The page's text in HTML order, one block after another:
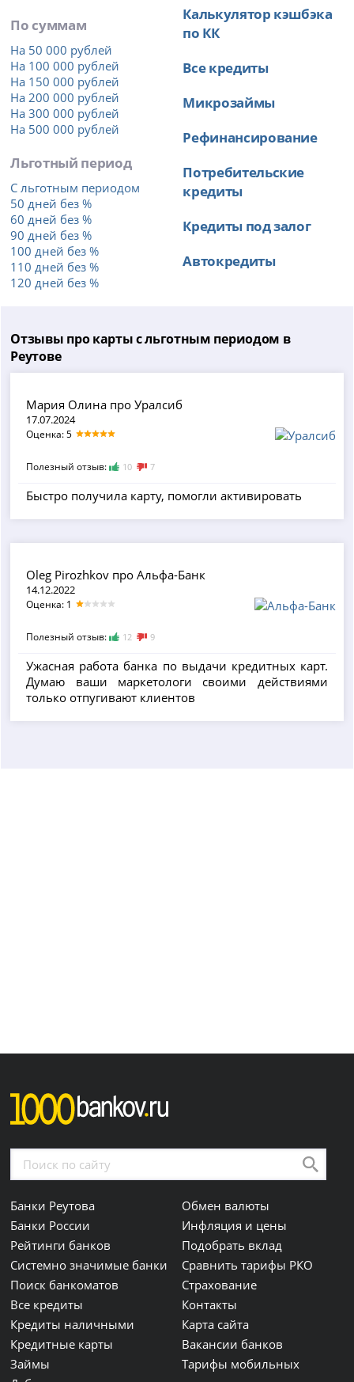
По суммам
На 50 000 рублей
На 100 000 рублей
На 150 000 рублей
На 200 000 рублей
На 300 000 рублей
На 500 000 рублей
Льготный период
С льготным периодом
50 дней без %
60 дней без %
90 дней без %
100 дней без %
110 дней без %
120 дней без %
Калькулятор кэшбэка
по КК
Все кредиты
Микрозаймы
Рефинансирование
Потребительские
кредиты
Кредиты под залог
Автокредиты
Отзывы про карты с льготным периодом в
Реутове
Мария Олина про Уралсиб
17.07.2024
Оценка: 5
Полезный отзыв: 10 7
Быстро получила карту, помогли активировать
Oleg Pirozhkov про Альфа-Банк
14.12.2022
Оценка: 1
Полезный отзыв: 12 9
Ужасная работа банка по выдачи кредитных карт.
Думаю ваши маркетологи своими действиями
только отпугивают клиентов
Банки Реутова
Банки России
Рейтинги банков
Системно значимые банки
Поиск банкоматов
Все кредиты
Кредиты наличными
Кредитные карты
Займы
Обмен валюты
Инфляция и цены
Подобрать вклад
Сравнить тарифы РКО
Страхование
Контакты
Карта сайта
Вакансии банков
Тарифы мобильных